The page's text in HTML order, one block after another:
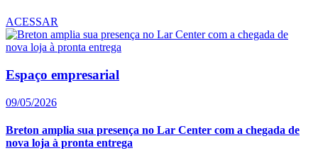
ACESSAR
Espaço empresarial
09/05/2026
Breton amplia sua presença no Lar Center com a chegada de
nova loja à pronta entrega